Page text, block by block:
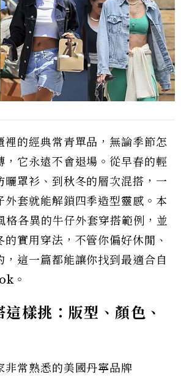
裡的經典常青單品，無論季節怎
，它永遠不會退場。從早春的輕
曬罩衫、到秋冬的層次混搭，一
外套就能解鎖四季造型靈感。本
格各異的牛仔外套穿搭範例，並
實用穿法，不管你偏好休閒、
，這一篇都能讓你找到最適合自
。
樣挑：版型、顏色、
非常熟悉的美國丹寧品牌